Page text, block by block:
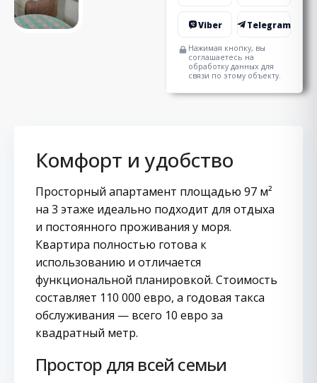
Viber Telegram
Нажимая кнопку, вы
соглашаетесь на
обработку данных для
связи по этому объекту.
Комфорт и удобство
Просторный апартамент площадью 97 м²
на 3 этаже идеально подходит для отдыха
и постоянного проживания у моря.
Квартира полностью готова к
использованию и отличается
функциональной планировкой. Стоимость
составляет 110 000 евро, а годовая такса
обслуживания — всего 10 евро за
квадратный метр.
Простор для всей семьи